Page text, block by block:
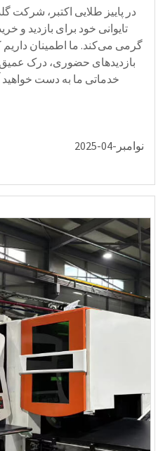
در پاییز طلایی اکتبر،
تایوانی خود برای بازدید و
گرمی می‌کند. ما اطمینان
بازدیدهای حضوری، درک
خدماتی ما به دست خواهید
نوامبر-04-2025